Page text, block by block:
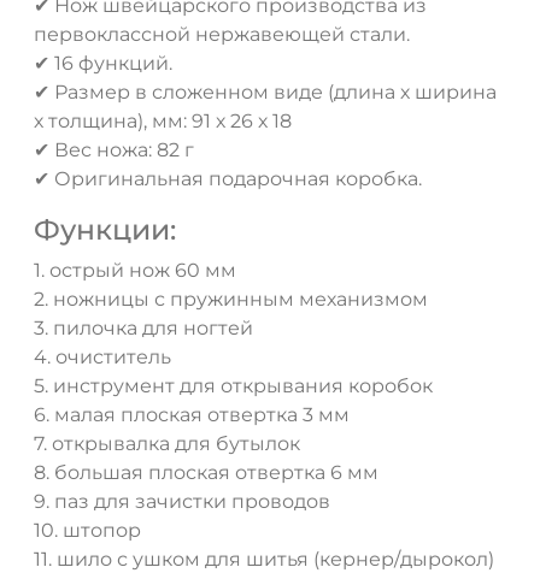
✔ Нож швейцарского производства из
первоклассной нержавеющей стали.
✔ 16 функций.
✔ Размер в сложенном виде (длина х ширина
х толщина), мм: 91 х 26 х 18
✔ Вес ножа: 82 г
✔ Оригинальная подарочная коробка.
Функции:
1. острый нож 60 мм
2. ножницы с пружинным механизмом
3. пилочка для ногтей
4. очиститель
5. инструмент для открывания коробок
6. малая плоская отвертка 3 мм
7. открывалка для бутылок
8. большая плоская отвертка 6 мм
9. паз для зачистки проводов
10. штопор
11. шило с ушком для шитья (кернер/дырокол)